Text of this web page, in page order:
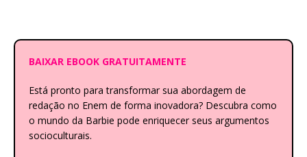
BAIXAR EBOOK GRATUITAMENTE
Está pronto para transformar sua abordagem de
redação no Enem de forma inovadora? Descubra como
o mundo da Barbie pode enriquecer seus argumentos
socioculturais.